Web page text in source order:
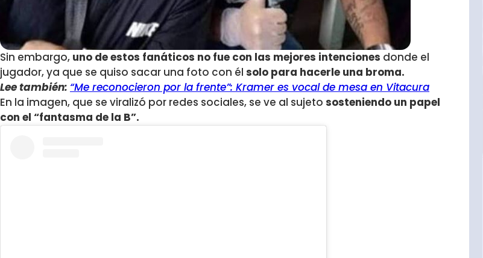
Sin embargo, uno de estos fanáticos no fue con las mejores intenciones donde el
jugador, ya que se quiso sacar una foto con él solo para hacerle una broma.
Lee también: “Me reconocieron por la frente”: Kramer es vocal de mesa en Vitacura
En la imagen, que se viralizó por redes sociales, se ve al sujeto sosteniendo un papel
con el “fantasma de la B”.